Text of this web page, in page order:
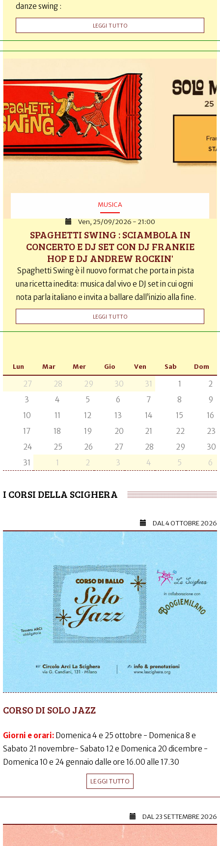
danze swing :
LEGGI TUTTO
MUSICA
Ven, 25/09/2026 - 21:00
SPAGHETTI SWING : SCIAMBOLA IN
CONCERTO E DJ SET CON DJ FRANKIE
HOP E DJ ANDREW ROCKIN'
Spaghetti Swing è il nuovo format che porta in pista
una ricetta inedita: musica dal vivo e DJ set in cui ogni
nota parla italiano e invita a ballare dall’inizio alla fine.
LEGGI TUTTO
Lun Mar Mer Gio Ven Sab Dom
27 28 29 30 31 1
2
3
4 5 6 7 8
9
10
11 12 13 14 15
16
17
18 19 20 21 22
23
24
25 26 27 28 29
30
31
1 2 3 4 5 6
I CORSI DELLA SCIGHERA
DAL4 OTTOBRE 2026
CORSO DI SOLO JAZZ
Giorni e orari: Domenica 4 e 25 ottobre - Domenica 8 e
Sabato 21 novembre- Sabato 12 e Domenica 20 dicembre -
Domenica 10 e 24 gennaio dalle ore 16.00 alle 17.30
LEGGI TUTTO
DAL23 SETTEMBRE 2026